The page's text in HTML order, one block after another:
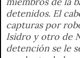
detenidos. El
capturas por
Isidro y otro de
detención se le